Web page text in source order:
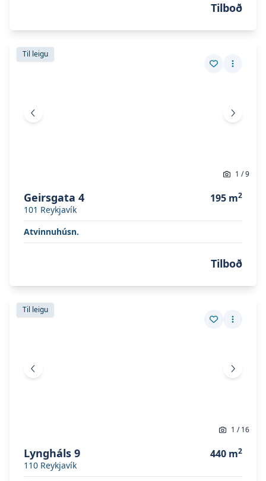
Tilboð
Skoða eignina
Til leigu
Vista eign
Fleiri
Skoða eignina
Fyrri mynd Næsta
1 /9
Geirsgata 4
101 Reykjavík
195 m2
Atvinnuhúsn.
Tilboð
Skoða eignina
Til leigu
Vista eign
Fleiri
Skoða eignina
Fyrri mynd Næsta
1 /16
Lyngháls 9
110 Reykjavík
440 m2